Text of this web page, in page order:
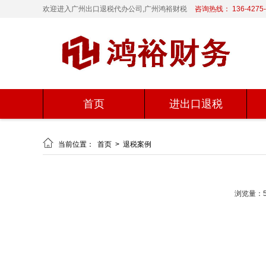
欢迎进入广州出口退税代办公司,广州鸿裕财税 咨询热线： 136-
首页 进出口退税
 当前位置： 首页 > 退税案例
浏览量：